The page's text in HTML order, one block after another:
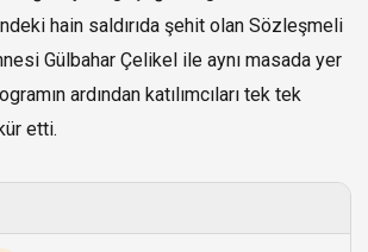
hain saldırıda şehit olan Sözleşmeli
Gülbahar Çelikel ile aynı masada yer
ardından katılımcıları tek tek
etti.